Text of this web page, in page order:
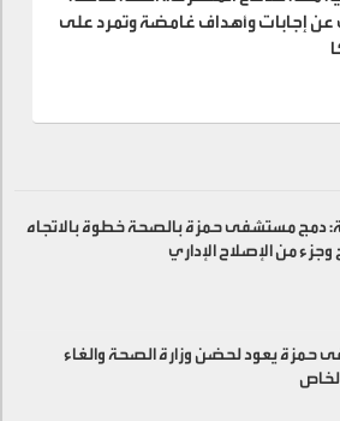
عن إجابات وأهداف غامضة وتمرد على
دمج مستشفى حمزة بالصحة خطوة بالاتجاه
من الإصلاح الإداري
حمزة يعود لحضن وزارة الصحة والغاء